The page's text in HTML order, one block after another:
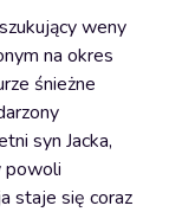
weny
na okres
śnieżne
syn Jacka,
powoli
staje się coraz